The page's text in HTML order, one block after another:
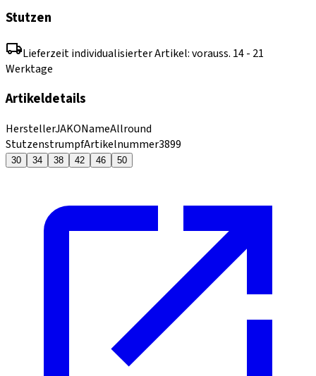
Stutzen
Lieferzeit individualisierter Artikel: vorauss. 14 - 21
Werktage
Artikeldetails
HerstellerJAKONameAllround
StutzenstrumpfArtikelnummer3899
30 34 38 42 46 50